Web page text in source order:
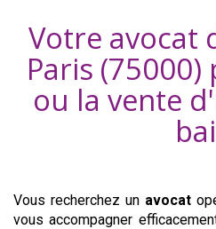
Votre avocat
Paris (75000)
ou la vente d'
Vous recherchez un avocat
vous accompagner